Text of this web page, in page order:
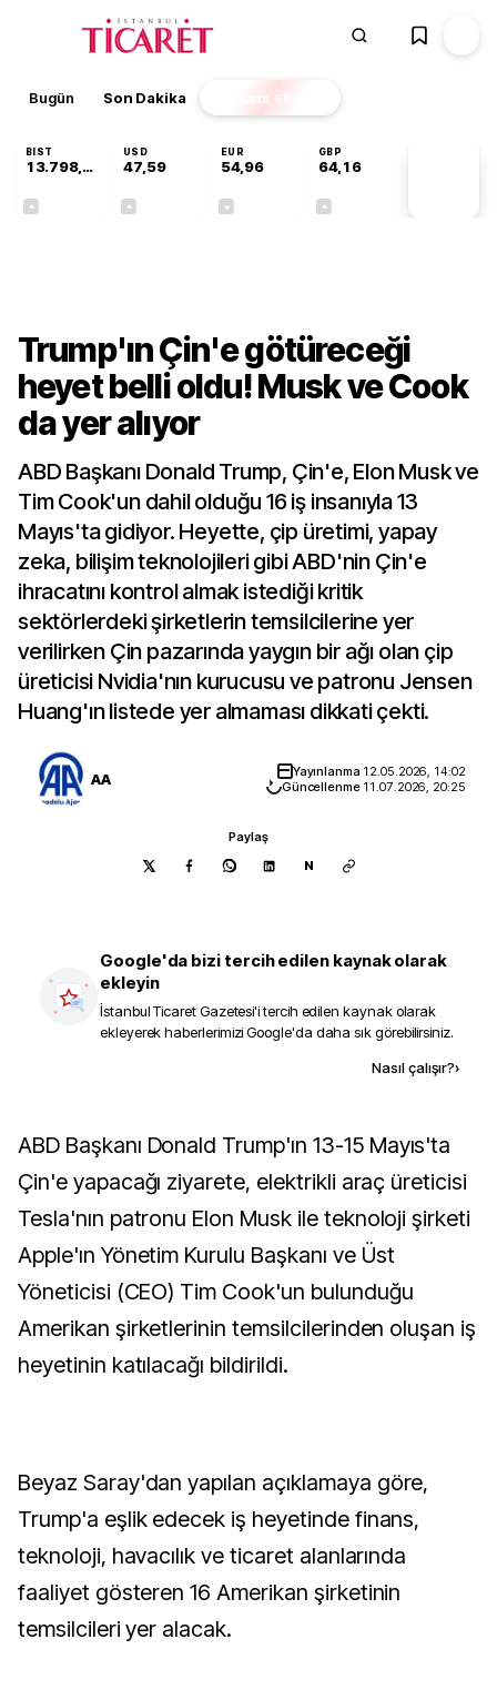
Bugün Son Dakika Finans EKSTRA
BIST
13.798,82
USD
47,59
EUR
54,96
GBP
64,16
Trump'ın Çin'e götüreceği
heyet belli oldu! Musk ve Cook
da yer alıyor
ABD Başkanı Donald Trump, Çin'e, Elon Musk ve
Tim Cook'un dahil olduğu 16 iş insanıyla 13
Mayıs'ta gidiyor. Heyette, çip üretimi, yapay
zeka, bilişim teknolojileri gibi ABD'nin Çin'e
ihracatını kontrol almak istediği kritik
sektörlerdeki şirketlerin temsilcilerine yer
verilirken Çin pazarında yaygın bir ağı olan çip
üreticisi Nvidia'nın kurucusu ve patronu Jensen
Huang'ın listede yer almaması dikkati çekti.
AA Yayınlanma 12.05.2026, 14:02
Güncellenme 11.07.2026, 20:25
Paylaş
N
Google'da bizi tercih edilen kaynak olarak
ekleyin
İstanbul Ticaret Gazetesi'i tercih edilen kaynak olarak
ekleyerek haberlerimizi Google'da daha sık görebilirsiniz.
Nasıl çalışır?›
ABD Başkanı Donald Trump'ın 13-15 Mayıs'ta
Çin'e yapacağı ziyarete, elektrikli araç üreticisi
Tesla'nın patronu Elon Musk ile teknoloji şirketi
Apple'ın Yönetim Kurulu Başkanı ve Üst
Yöneticisi (CEO) Tim Cook'un bulunduğu
Amerikan şirketlerinin temsilcilerinden oluşan iş
heyetinin katılacağı bildirildi.
Beyaz Saray'dan yapılan açıklamaya göre,
Trump'a eşlik edecek iş heyetinde finans,
teknoloji, havacılık ve ticaret alanlarında
faaliyet gösteren 16 Amerikan şirketinin
temsilcileri yer alacak.